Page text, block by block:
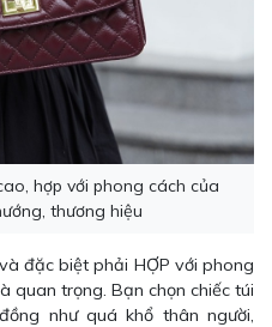
hợp với phong cách của
thương hiệu
đặc biệt phải HỢP với phong
quan trọng. Bạn chọn chiếc túi
như quá khổ thân người,